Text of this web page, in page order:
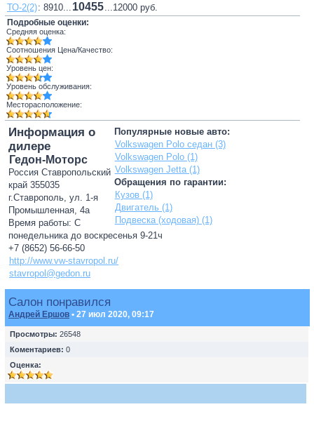
ТО-2(2): 8910... 10455...12000 руб.
Подробные оценки:
Средняя оценка:
Соотношения Цена/Качество:
Уровень цен:
Уровень обслуживания:
Месторасположение:
Популярные новые авто:
Volkswagen Polo седан (3)
Volkswagen Polo (1)
Volkswagen Jetta (1)
Обращения по гарантии:
Кузов (1)
Двигатель (1)
Подвеска (ходовая) (1)
Информация о
дилере
Гедон-Моторс
Россия Ставропольский
край 355035
г.Ставрополь, ул. 1-я
Промышленная, 4а
Время работы: С
понедельника до воскресенья 9-21ч
+7 (8652) 56-66-50
http://www.vw-stavropol.ru/
stavropol@gedon.ru
Салон понравился
Андрей Ершов • 27 июл 2020, 09:17
Просмотры: 26548
Коментариев: 0
Оценка: